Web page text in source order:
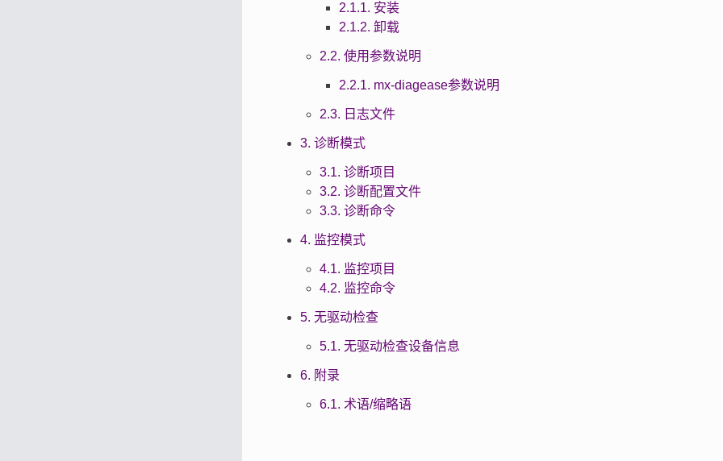
2.1.1. 安装
2.1.2. 卸载
2.2. 使用参数说明
2.2.1. mx-diagease参数说明
2.3. 日志文件
3. 诊断模式
3.1. 诊断项目
3.2. 诊断配置文件
3.3. 诊断命令
4. 监控模式
4.1. 监控项目
4.2. 监控命令
5. 无驱动检查
5.1. 无驱动检查设备信息
6. 附录
6.1. 术语/缩略语